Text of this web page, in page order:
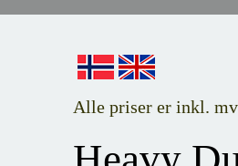
Alle priser er inkl.